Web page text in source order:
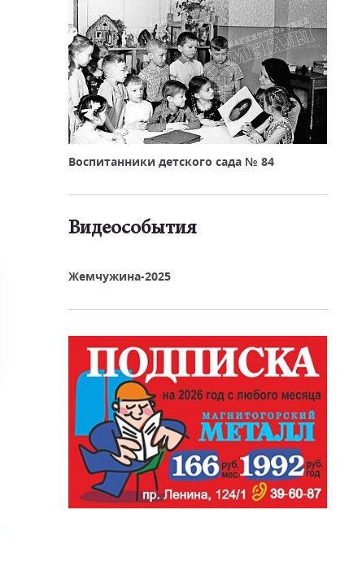
Воспитанники детского сада № 84
Видеособытия
Жемчужина-2025